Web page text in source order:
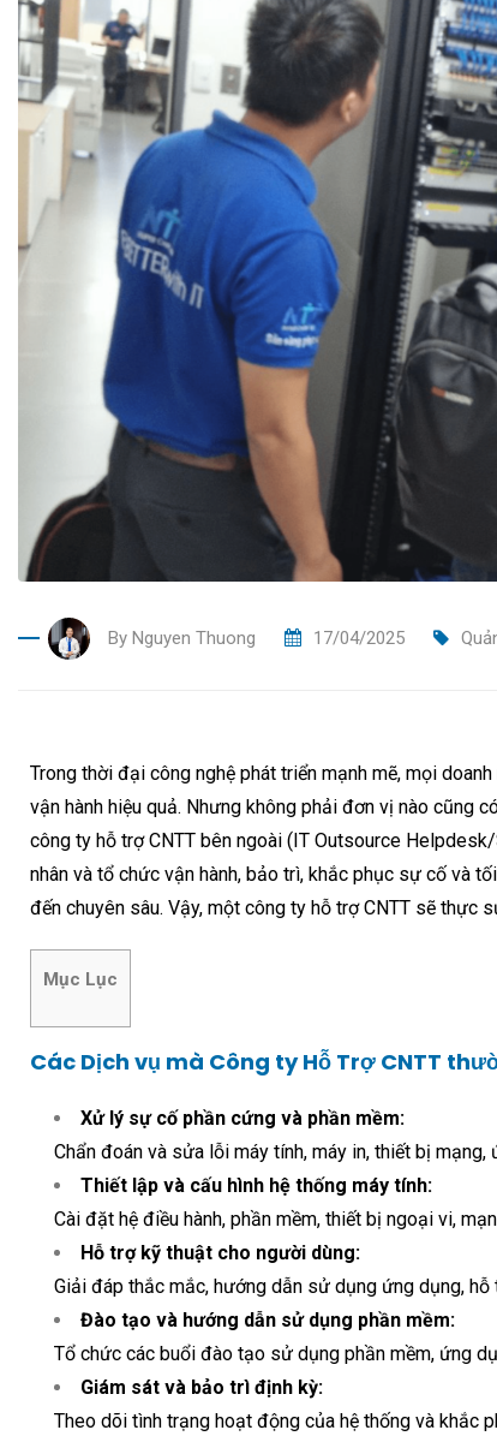
By Nguyen Thuong 17/04/2025
Trong thời đại công nghệ phát triển mạnh mẽ, mọi
vận hành hiệu quả. Nhưng không phải đơn vị nào cũng
công ty hỗ trợ CNTT bên ngoài (IT Outsource
nhân và tổ chức vận hành, bảo trì, khắc phục sự cố và
đến chuyên sâu. Vậy, một công ty hỗ trợ CNTT sẽ thực
Mục Lục
Các Dịch vụ mà Công ty Hỗ Trợ CNTT
Xử lý sự cố phần cứng và phần mềm:
Chẩn đoán và sửa lỗi máy tính, máy in, thiết bị mạng,
Thiết lập và cấu hình hệ thống máy tính:
Cài đặt hệ điều hành, phần mềm, thiết bị ngoại vi,
Hỗ trợ kỹ thuật cho người dùng:
Giải đáp thắc mắc, hướng dẫn sử dụng ứng dụng,
Đào tạo và hướng dẫn sử dụng phần mềm:
Tổ chức các buổi đào tạo sử dụng phần mềm, ứng
Giám sát và bảo trì định kỳ:
Theo dõi tình trạng hoạt động của hệ thống và khắc